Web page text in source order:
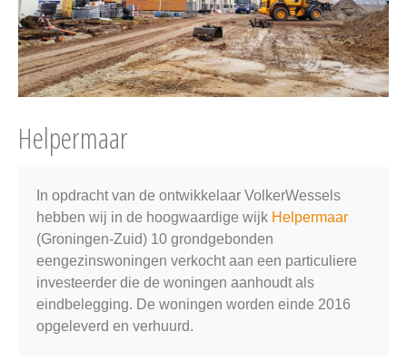
Helpermaar
In opdracht van de ontwikkelaar VolkerWessels
hebben wij in de hoogwaardige wijk Helpermaar
(Groningen-Zuid) 10 grondgebonden
eengezinswoningen verkocht aan een particuliere
investeerder die de woningen aanhoudt als
eindbelegging. De woningen worden einde 2016
opgeleverd en verhuurd.